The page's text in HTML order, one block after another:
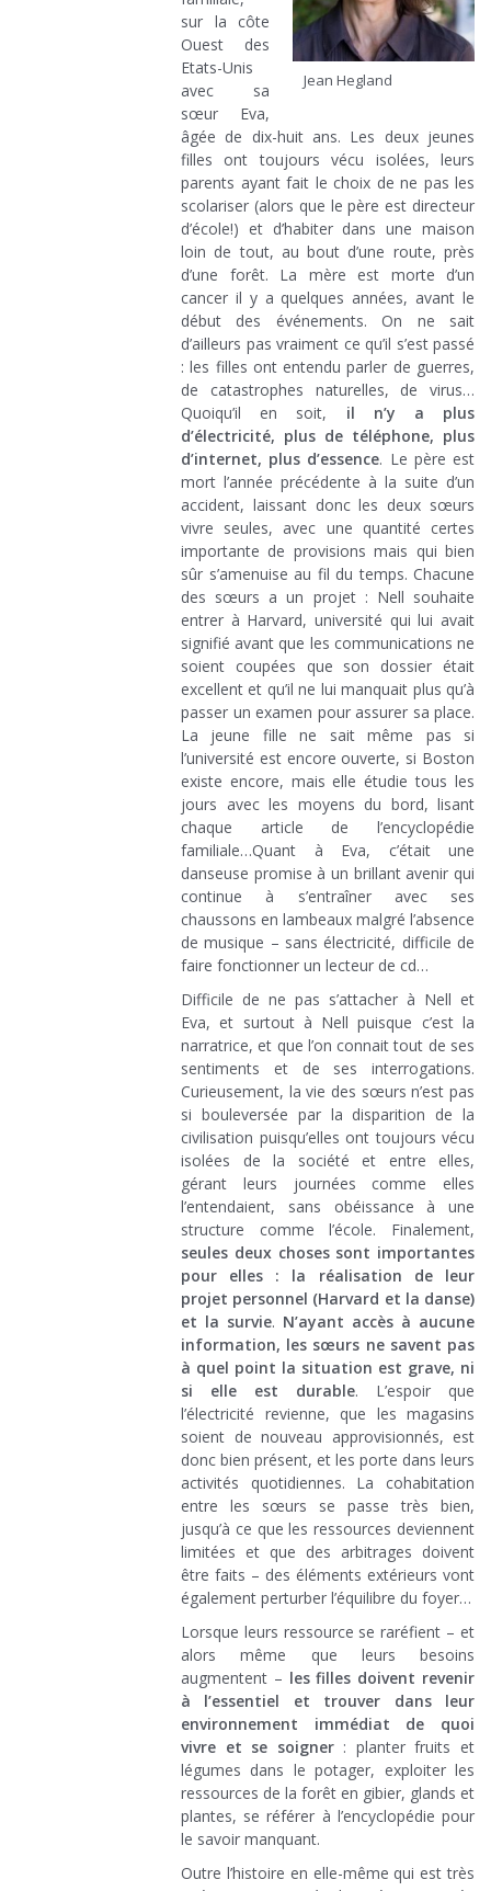
Jean Hegland
sur la côte
Ouest des
Etats-Unis
avec sa
sœur Eva,
âgée de dix-huit ans. Les deux jeunes
filles ont toujours vécu isolées, leurs
parents ayant fait le choix de ne pas les
scolariser (alors que le père est directeur
d’école!) et d’habiter dans une maison
loin de tout, au bout d’une route, près
d’une forêt. La mère est morte d’un
cancer il y a quelques années, avant le
début des événements. On ne sait
d’ailleurs pas vraiment ce qu’il s’est passé
: les filles ont entendu parler de guerres,
de catastrophes naturelles, de virus…
Quoiqu’il en soit, il n’y a plus
d’électricité, plus de téléphone, plus
d’internet, plus d’essence. Le père est
mort l’année précédente à la suite d’un
accident, laissant donc les deux sœurs
vivre seules, avec une quantité certes
importante de provisions mais qui bien
sûr s’amenuise au fil du temps. Chacune
des sœurs a un projet : Nell souhaite
entrer à Harvard, université qui lui avait
signifié avant que les communications ne
soient coupées que son dossier était
excellent et qu’il ne lui manquait plus qu’à
passer un examen pour assurer sa place.
La jeune fille ne sait même pas si
l’université est encore ouverte, si Boston
existe encore, mais elle étudie tous les
jours avec les moyens du bord, lisant
chaque article de l’encyclopédie
familiale…Quant à Eva, c’était une
danseuse promise à un brillant avenir qui
continue à s’entraîner avec ses
chaussons en lambeaux malgré l’absence
de musique – sans électricité, difficile de
faire fonctionner un lecteur de cd…
Difficile de ne pas s’attacher à Nell et
Eva, et surtout à Nell puisque c’est la
narratrice, et que l’on connait tout de ses
sentiments et de ses interrogations.
Curieusement, la vie des sœurs n’est pas
si bouleversée par la disparition de la
civilisation puisqu’elles ont toujours vécu
isolées de la société et entre elles,
gérant leurs journées comme elles
l’entendaient, sans obéissance à une
structure comme l’école. Finalement,
seules deux choses sont importantes
pour elles : la réalisation de leur
projet personnel (Harvard et la danse)
et la survie. N’ayant accès à aucune
information, les sœurs ne savent pas
à quel point la situation est grave, ni
si elle est durable. L’espoir que
l’électricité revienne, que les magasins
soient de nouveau approvisionnés, est
donc bien présent, et les porte dans leurs
activités quotidiennes. La cohabitation
entre les sœurs se passe très bien,
jusqu’à ce que les ressources deviennent
limitées et que des arbitrages doivent
être faits – des éléments extérieurs vont
également perturber l’équilibre du foyer…
Lorsque leurs ressource se raréfient – et
alors même que leurs besoins
augmentent – les filles doivent revenir
à l’essentiel et trouver dans leur
environnement immédiat de quoi
vivre et se soigner: planter fruits et
légumes dans le potager, exploiter les
ressources de la forêt en gibier, glands et
plantes, se référer à l’encyclopédie pour
le savoir manquant.
Outre l’histoire en elle-même qui est très